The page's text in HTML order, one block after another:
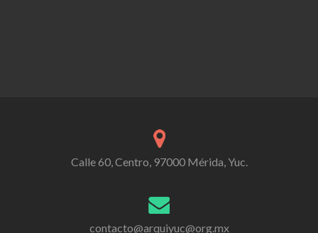
Calle 60, Centro, 97000 Mérida, Yuc.
contacto@arquiyuc@org.mx